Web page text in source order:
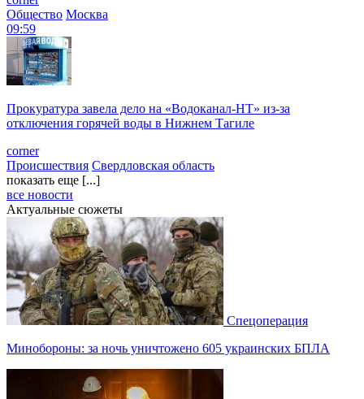
Общество Москва
09:59
Прокуратура завела дело на «Водоканал-НТ» из-за
отключения горячей воды в Нижнем Тагиле
corner
Происшествия Свердловская область
показать еще [...]
все новости
Актуальные сюжеты
Спецоперация
Минобороны: за ночь уничтожено 605 украинских БПЛА